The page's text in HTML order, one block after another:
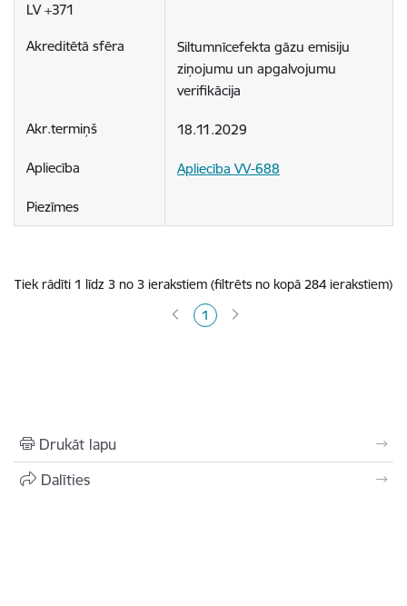
Siltumnīcefekta gāzu emisiju
ziņojumu un apgalvojumu
verifikācija
18.11.2029
Apliecība VV-688
Tiek rādīti 1 līdz 3 no 3 ierakstiem (filtrēts no kopā 284 ierakstiem)
1
Drukāt lapu
Dalīties